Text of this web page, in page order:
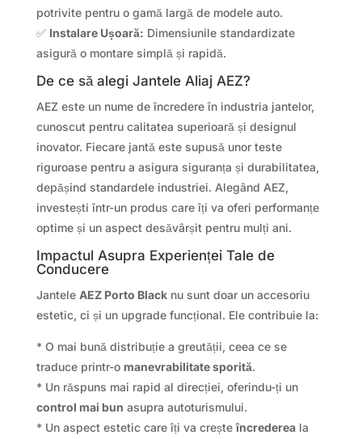
potrivite pentru o gamă largă de modele auto.
✅ Instalare Ușoară: Dimensiunile standardizate
asigură o montare simplă și rapidă.
De ce să alegi Jantele Aliaj AEZ?
AEZ este un nume de încredere în industria jantelor,
cunoscut pentru calitatea superioară și designul
inovator. Fiecare jantă este supusă unor teste
riguroase pentru a asigura siguranța și durabilitatea,
depășind standardele industriei. Alegând AEZ,
investești într-un produs care îți va oferi performanțe
optime și un aspect desăvârșit pentru mulți ani.
Impactul Asupra Experienței Tale de
Conducere
Jantele AEZ Porto Blacknu sunt doar un accesoriu
estetic, ci și un upgrade funcțional. Ele contribuie la:
* O mai bună distribuție a greutății, ceea ce se
traduce printr-o manevrabilitate sporită.
* Un răspuns mai rapid al direcției, oferindu-ți un
control mai bun asupra autoturismului.
* Un aspect estetic care îți va creșteîncredereala